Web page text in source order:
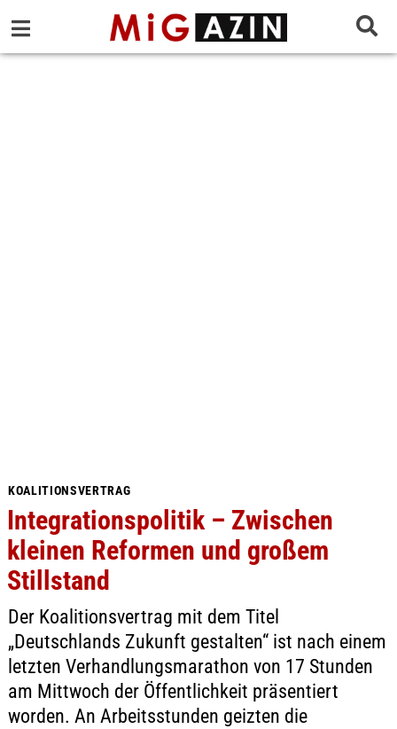
KOALITIONSVERTRAG
Integrationspolitik – Zwischen
kleinen Reformen und großem
Stillstand
Der Koalitionsvertrag mit dem Titel
„Deutschlands Zukunft gestalten“ ist nach einem
letzten Verhandlungsmarathon von 17 Stunden
am Mittwoch der Öffentlichkeit präsentiert
worden. An Arbeitsstunden geizten die